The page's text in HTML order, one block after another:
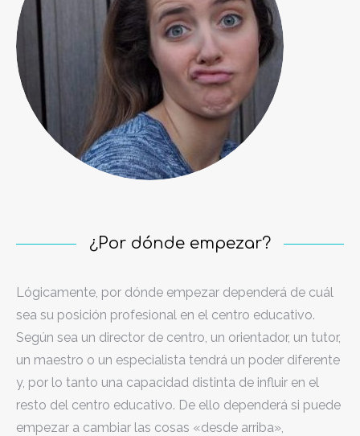
¿Por dónde empezar?
Lógicamente, por dónde empezar dependerá de cuál
sea su posición profesional en el centro educativo.
Según sea un director de centro, un orientador, un tutor,
un maestro o un especialista tendrá un poder diferente
y, por lo tanto una capacidad distinta de influir en el
resto del centro educativo. De ello dependerá si puede
empezar a cambiar las cosas «desde arriba»,